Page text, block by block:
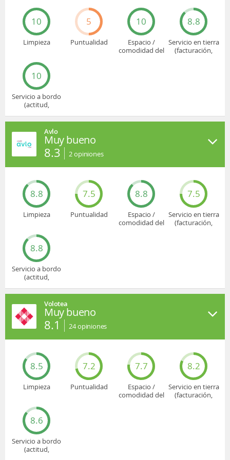
10
Limpieza
5
Puntualidad
10
Espacio /
comodidad del
8.8
Servicio en tierra
(facturación,
10
Servicio a bordo
(actitud,
Avlo
Muy bueno
8.3 2opiniones
8.8
Limpieza
7.5
Puntualidad
8.8
Espacio /
comodidad del
7.5
Servicio en tierra
(facturación,
8.8
Servicio a bordo
(actitud,
Volotea
Muy bueno
8.1 24opiniones
8.5
Limpieza
7.2
Puntualidad
7.7
Espacio /
comodidad del
8.2
Servicio en tierra
(facturación,
8.6
Servicio a bordo
(actitud,